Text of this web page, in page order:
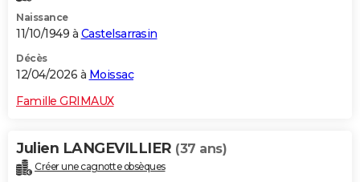
Naissance
11/10/1949 à Castelsarrasin
Décès
12/04/2026 à Moissac
Famille GRIMAUX
Julien LANGEVILLIER (37 ans)
Créer une cagnotte obsèques